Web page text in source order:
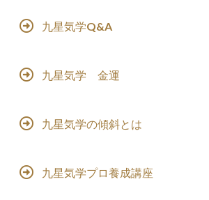
九星気学Q&A
九星気学 金運
九星気学の傾斜とは
九星気学プロ養成講座